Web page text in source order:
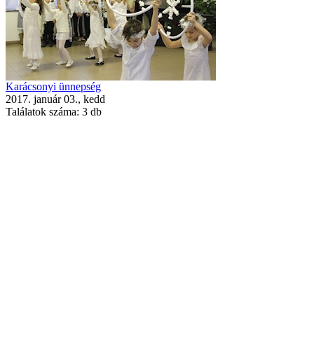
Karácsonyi ünnepség
2017. január 03., kedd
Találatok száma: 3 db